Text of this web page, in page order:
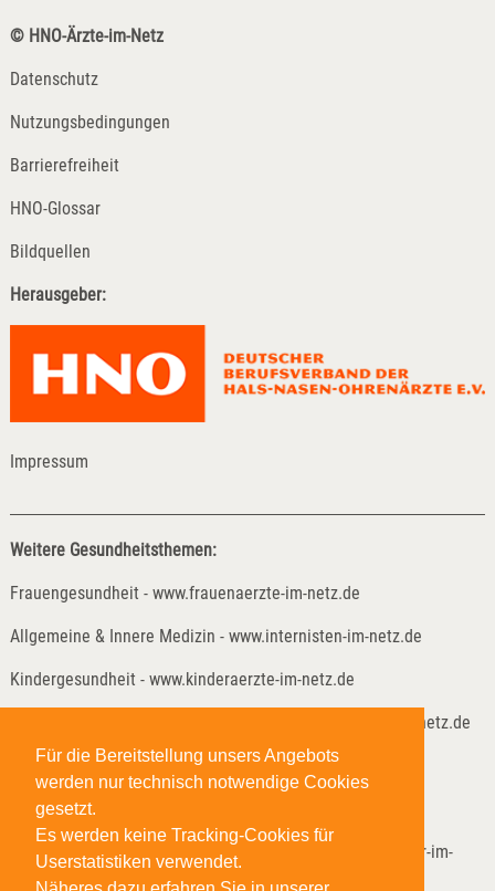
Für die Bereitstellung unsers Angebots
werden nur technisch notwendige Cookies
gesetzt.
Es werden keine Tracking-Cookies für
Userstatistiken verwendet.
© HNO-Ärzte-im-Netz
Datenschutz
Nutzungsbedingungen
Barrierefreiheit
HNO-Glossar
Bildquellen
Herausgeber:
Impressum
Weitere Gesundheitsthemen:
Frauengesundheit - www.frauenaerzte-im-netz.de
Allgemeine & Innere Medizin - www.internisten-im-netz.de
Kindergesundheit - www.kinderaerzte-im-netz.de
Kinder- und Jugendreha - www.kinder-und-jugendreha-im-netz.de
Weitere Gesundheitsthemen:
Lungenheilkunde - www.lungenaerzte-im-netz.de
Neurologie & Psychiatrie - www.neurologen-und-psychiater-im-
netz.org